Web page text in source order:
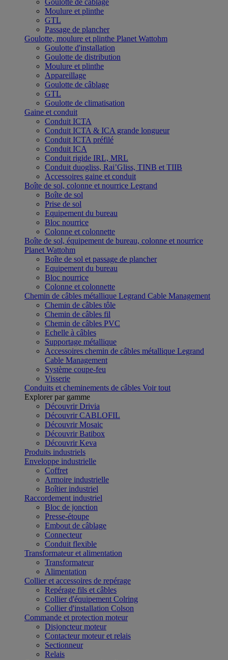
Goulotte de câblage
Moulure et plinthe
GTL
Passage de plancher
Goulotte, moulure et plinthe Planet Wattohm
Goulotte d'installation
Goulotte de distribution
Moulure et plinthe
Appareillage
Goulotte de câblage
GTL
Goulotte de climatisation
Gaine et conduit
Conduit ICTA
Conduit ICTA & ICA grande longueur
Conduit ICTA préfilé
Conduit ICA
Conduit rigide IRL, MRL
Conduit duogliss, Rai’Gliss, TINB et TIIB
Accessoires gaine et conduit
Boîte de sol, colonne et nourrice Legrand
Boîte de sol
Prise de sol
Equipement du bureau
Bloc nourrice
Colonne et colonnette
Boîte de sol, équipement de bureau, colonne et nourrice
Planet Wattohm
Boîte de sol et passage de plancher
Equipement du bureau
Bloc nourrice
Colonne et colonnette
Chemin de câbles métallique Legrand Cable Management
Chemin de câbles tôle
Chemin de câbles fil
Chemin de câbles PVC
Echelle à câbles
Supportage métallique
Accessoires chemin de câbles métallique Legrand
Cable Management
Système coupe-feu
Visserie
Conduits et cheminements de câbles Voir tout
Explorer par gamme
Découvrir Drivia
Découvrir CABLOFIL
Découvrir Mosaic
Découvrir Batibox
Découvrir Keva
Produits industriels
Enveloppe industrielle
Coffret
Armoire industrielle
Boîtier industriel
Raccordement industriel
Bloc de jonction
Presse-étoupe
Embout de câblage
Connecteur
Conduit flexible
Transformateur et alimentation
Transformateur
Alimentation
Collier et accessoires de repérage
Repérage fils et câbles
Collier d'équipement Colring
Collier d'installation Colson
Commande et protection moteur
Disjoncteur moteur
Contacteur moteur et relais
Sectionneur
Relais